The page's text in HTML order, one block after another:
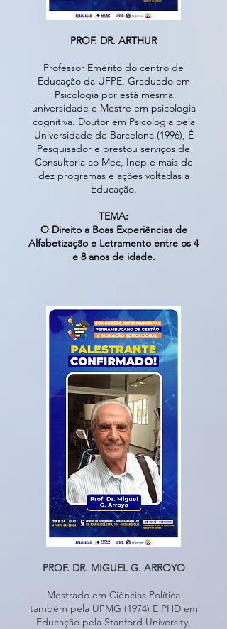
PROF. DR. ARTHUR
Professor Emérito do centro de
Educação da UFPE, Graduado em
Psicologia por está mesma
universidade e Mestre em psicologia
cognitiva. Doutor em Psicologia pela
Universidade de Barcelona (1996), É
Pesquisador e prestou serviços de
Consultoria ao Mec, Inep e mais de
dez programas e ações voltadas a
Educação.
​TEMA:
O Direito a Boas Experiências de
Alfabetização e Letramento entre os 4
e 8 anos de idade.
PROF. DR. MIGUEL G. ARROYO
Mestrado em Ciências Política
também pela UFMG (1974) E PHD em
Educação pela Stanford University,